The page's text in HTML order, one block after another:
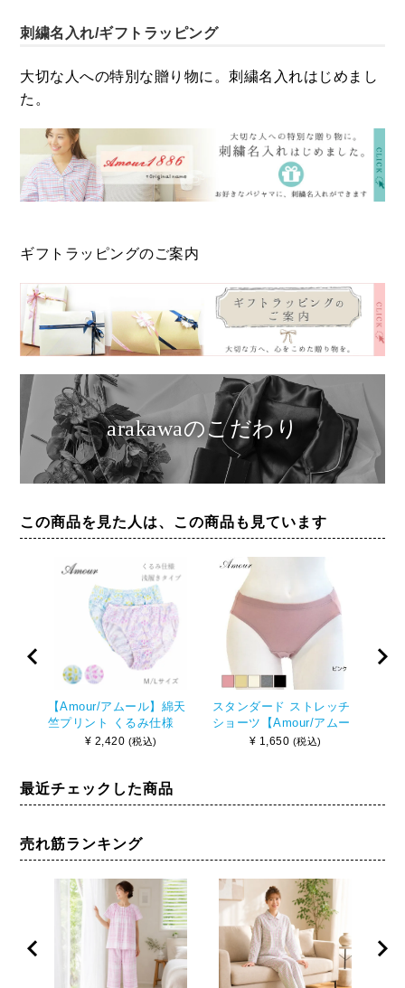
刺繍名入れ/ギフトラッピング
大切な人への特別な贈り物に。刺繍名入れはじめまし
た。
ギフトラッピングのご案内
arakawaのこだわり
この商品を見た人は、この商品も見ています
【Amour/アムール】綿天
竺プリント くるみ仕様
更紗柄 レギュラー ショー
¥ 2,420 (税込)
スタンダード ストレッチ
ショーツ【Amour/アムー
ル】（レディース/インナ
¥ 1,650 (税込)
最近チェックした商品
売れ筋ランキング